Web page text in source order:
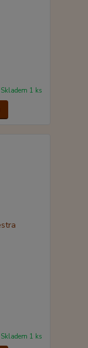
Skladem 1 ks
Skladem 1 ks